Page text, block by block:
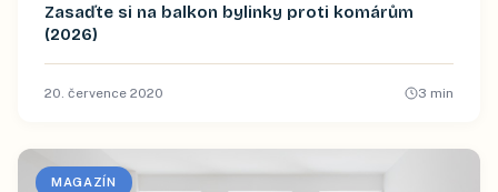
Zasaďte si na balkon bylinky proti komárům
(2026)
20. července 2020 3 min
MAGAZÍN